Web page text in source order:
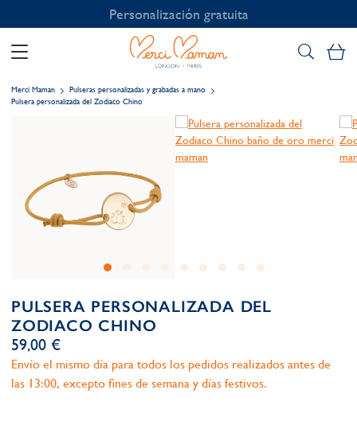
Personalización gratuita
Merci Maman
Pulseras personalizadas y grabadas a mano
Pulsera personalizada del Zodiaco Chino
PULSERA PERSONALIZADA DEL
ZODIACO CHINO
59,00 €
Envío el mismo día para todos los pedidos realizados antes de
las 13:00, excepto fines de semana y días festivos.